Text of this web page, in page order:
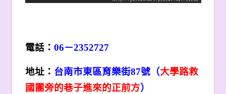
電話： 06－2352727
地址： 台南市東區育樂街87號（大學路救
國團旁的巷子進來的正前方）